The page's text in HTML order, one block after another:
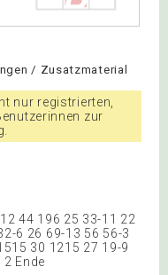
/ Zusatzmaterial
nur registrierten,
zur
44 196 25 33-11 22
6 26 69-13 56 56-3
30 1215 27 19-9
Ende